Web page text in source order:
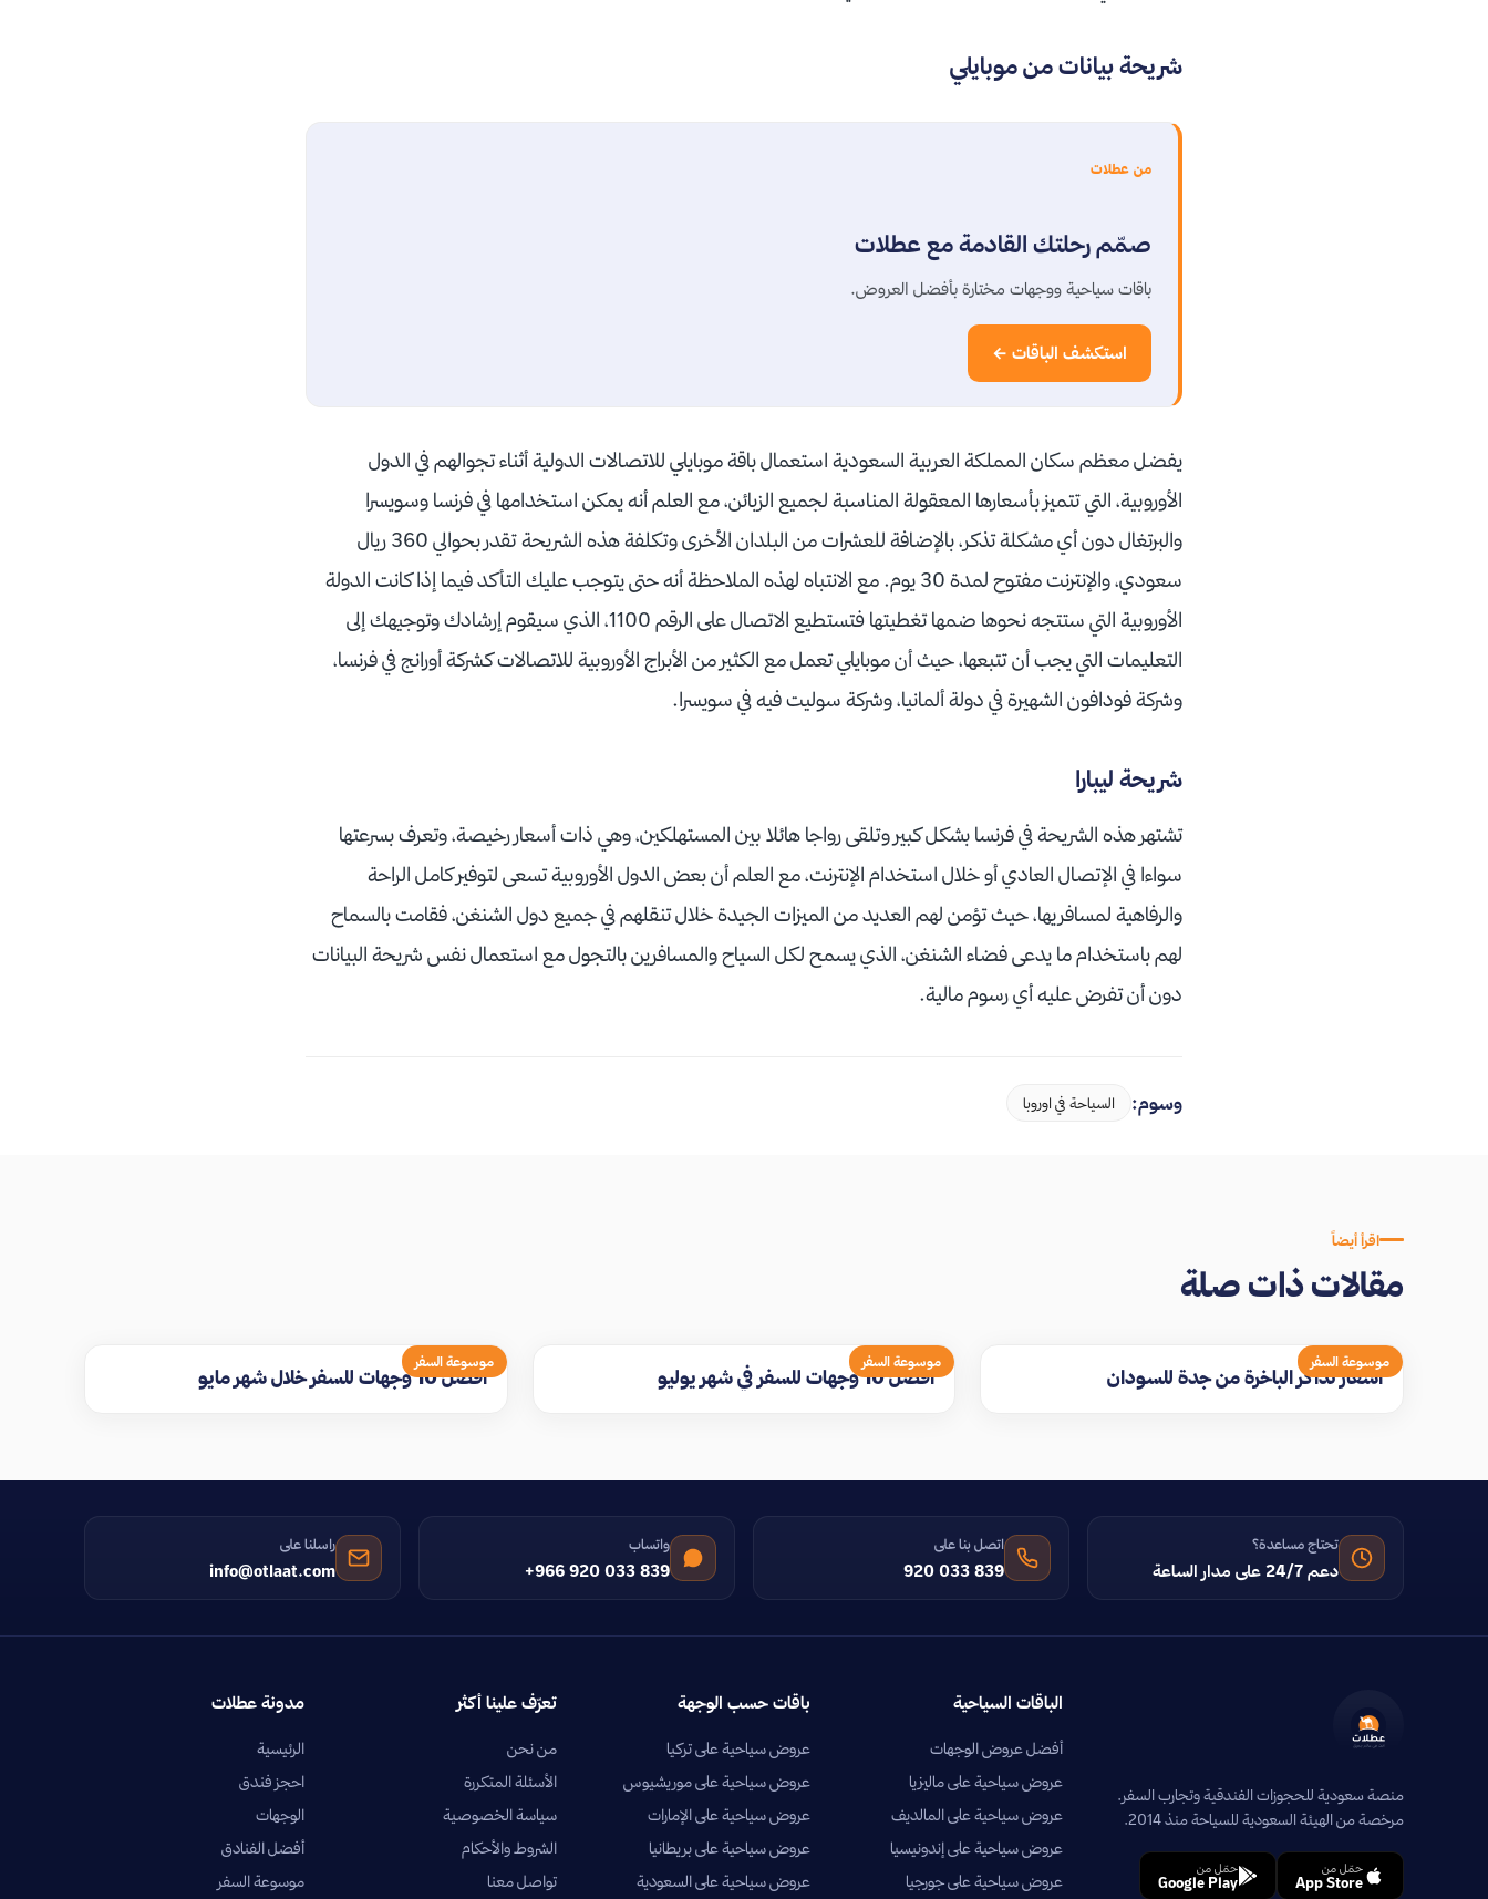
شريحة بيانات من موبايلي
من عطلات
صمّم رحلتك القادمة مع عطلات
باقات سياحية ووجهات مختارة بأفضل العروض.
استكشف الباقات ←
يفضل معظم سكان المملكة العربية السعودية استعمال باقة موبايلي للاتصالات الدولية أثناء تجوالهم في الدول
الأوروبية، التي تتميز بأسعارها المعقولة المناسبة لجميع الزبائن، مع العلم أنه يمكن استخدامها في فرنسا وسويسرا
والبرتغال دون أي مشكلة تذكر، بالإضافة للعشرات من البلدان الأخرى وتكلفة هذه الشريحة تقدر بحوالي 360 ريال
سعودي، والإنترنت مفتوح لمدة 30 يوم. مع الانتباه لهذه الملاحظة أنه حتى يتوجب عليك التأكد فيما إذا كانت الدولة
الأوروبية التي ستتجه نحوها ضمها تغطيتها فتستطيع الاتصال على الرقم 1100، الذي سيقوم إرشادك وتوجيهك إلى
التعليمات التي يجب أن تتبعها، حيث أن موبايلي تعمل مع الكثير من الأبراج الأوروبية للاتصالات كشركة أورانج في فرنسا،
وشركة فودافون الشهيرة في دولة ألمانيا، وشركة سوليت فيه في سويسرا.
شريحة ليبارا
تشتهر هذه الشريحة في فرنسا بشكل كبير وتلقى رواجا هائلا بين المستهلكين، وهي ذات أسعار رخيصة، وتعرف بسرعتها
سواءا في الإتصال العادي أو خلال استخدام الإنترنت، مع العلم أن بعض الدول الأوروبية تسعى لتوفير كامل الراحة
والرفاهية لمسافريها، حيث تؤمن لهم العديد من الميزات الجيدة خلال تنقلهم في جميع دول الشنغن، فقامت بالسماح
لهم باستخدام ما يدعى فضاء الشنغن، الذي يسمح لكل السياح والمسافرين بالتجول مع استعمال نفس شريحة البيانات
دون أن تفرض عليه أي رسوم مالية.
وسوم: السياحة في اوروبا
اقرأ أيضاً
مقالات ذات صلة
موسوعة السفر
اسعار تذاكر الباخرة من جدة للسودان
موسوعة السفر
افضل 10 وجهات للسفر في شهر يوليو
موسوعة السفر
افضل 10 وجهات للسفر خلال شهر مايو
تحتاج مساعدة؟
دعم 24/7 على مدار الساعة
اتصل بنا على
920 033 839
واتساب
+966 920 033 839
راسلنا على
info@otlaat.com
منصة سعودية للحجوزات الفندقية وتجارب السفر.
مرخصة من الهيئة السعودية للسياحة منذ 2014.
حمّل من
App Store
حمّل من
Google Play
الباقات السياحية
أفضل عروض الوجهات
عروض سياحية على ماليزيا
عروض سياحية على المالديف
عروض سياحية على إندونيسيا
عروض سياحية على جورجيا
باقات حسب الوجهة
عروض سياحية على تركيا
عروض سياحية على موريشيوس
عروض سياحية على الإمارات
عروض سياحية على بريطانيا
عروض سياحية على السعودية
تعرّف علينا أكثر
من نحن
الأسئلة المتكررة
سياسة الخصوصية
الشروط والأحكام
تواصل معنا
مدونة عطلات
الرئيسية
احجز فندق
الوجهات
أفضل الفنادق
موسوعة السفر